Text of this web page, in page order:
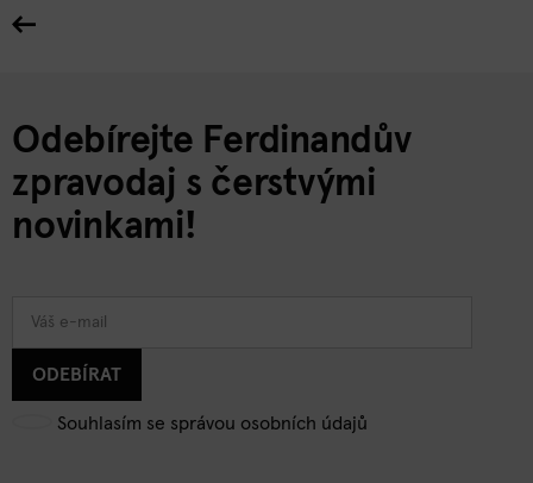
Odebírejte Ferdinandův
zpravodaj s čerstvými
novinkami!
ODEBÍRAT
Souhlasím se správou osobních údajů